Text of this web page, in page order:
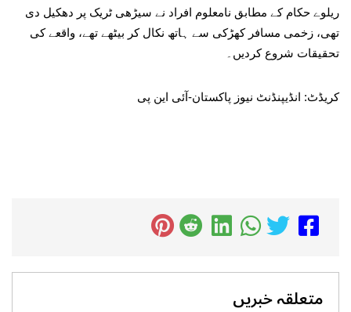
ریلوے حکام کے مطابق نامعلوم افراد نے سیڑھی ٹریک پر دھکیل دی
تھی، زخمی مسافر کھڑکی سے ہاتھ نکال کر بیٹھے تھے، واقعے کی
تحقیقات شروع کردیں۔
کریڈٹ: انڈیپنڈنٹ نیوز پاکستان-آئی این پی
متعلقہ خبریں